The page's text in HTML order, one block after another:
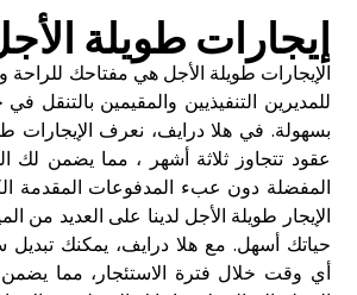
إيجارات طويلة
الإيجارات طويلة الأجل هي مفتاحك للراحة
للمديرين التنفيذيين والمقيمين بالتنقل
بسهولة. في هلا درايف، نعرف الإيجارات
عقود تتجاوز ثلاثة أشهر ، مما يضمن لك
المفضلة دون عبء المدفوعات المقدمة
الإيجار طويلة الأجل لدينا على العديد من
حياتك أسهل. مع هلا درايف، يمكنك تبديل
أي وقت خلال فترة الاستئجار، مما